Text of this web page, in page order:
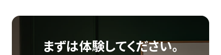
まずは体験してください。